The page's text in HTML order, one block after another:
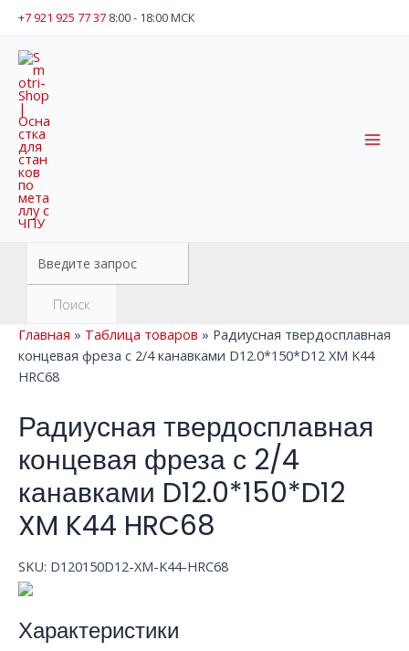
Перейти
содержимому
+7 921 925 77 37 8:00 - 18:00 МСК
товаров
Поиск
Главная » Таблица товаров » Радиусная твердосплавная
концевая фреза с 2/4 канавками D12.0*150*D12 XM K44
HRC68
Радиусная твердосплавная
концевая фреза с 2/4
канавками D12.0*150*D12
XM K44 HRC68
SKU: D120150D12-XM-K44-HRC68
Характеристики